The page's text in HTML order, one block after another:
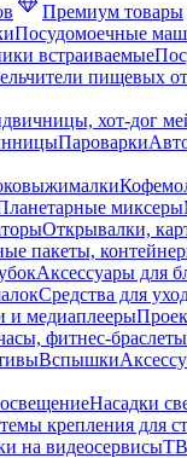
Премиум товары
Посудомоечные
встраиваемые
пищевых
хот-дог
Пароварки
миксеры
Открывалки,
пакеты,
Аксессуары для
Средства для
и медиаплееры
фитнес-браслеты
Вспышки
Насадки
крепления для
на видеосервисы